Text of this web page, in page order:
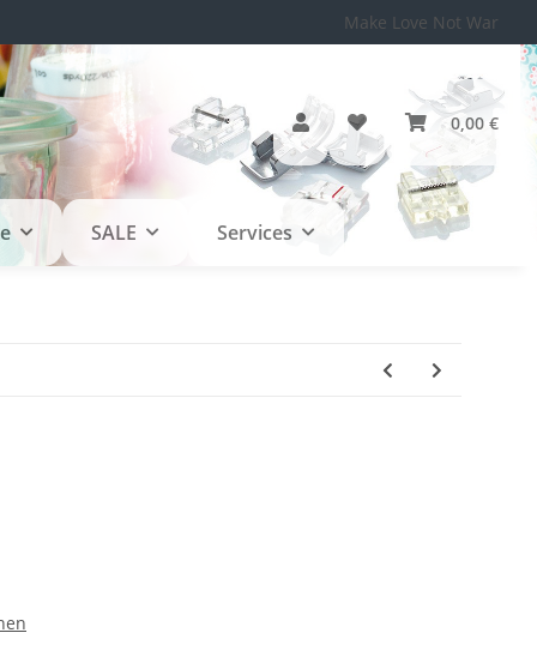
Make Love Not War
0,00 €
SALE Services